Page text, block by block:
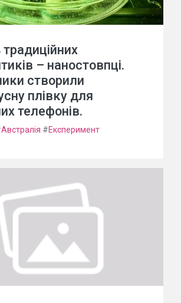
– наностовпці.
створили
плівку для
телефонів.
Австралія #Експеримент